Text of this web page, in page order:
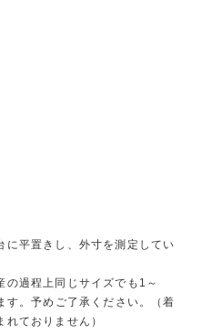
に平置きし、外寸を測定してい
の過程上同じサイズでも1～
。予めご了承ください。（着
ておりません）